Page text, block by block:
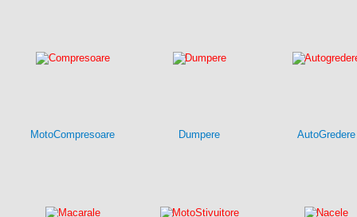
MotoCompresoare Dumpere AutoGredere